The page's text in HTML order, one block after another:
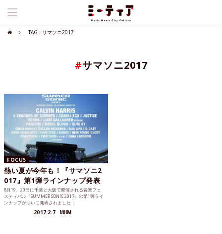
TAG : サマソニ2017
#サマソニ2017
FOCUS
熱い夏が今年も！『サマソニ2
017』第1弾ラインナップ発表
8月19、20日に千葉と大阪で開催される音楽フェ
スティバル『SUMMER SONIC 2017』の第1弾ライ
ンナップがついに発表されました！
2017.2.7 MIIM